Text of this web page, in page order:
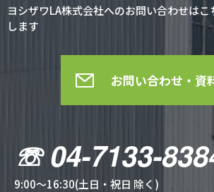
ヨシザワLA株式会社へのお問い合わせは
します
お問い合わせ・資
☏ 04-7133-
9:00～16:30(土日・祝日 除く)